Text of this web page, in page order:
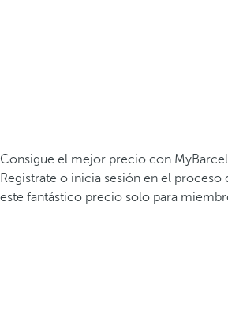
Consigue el mejor precio con
Registrate o inicia sesión en el
este fantástico precio solo para